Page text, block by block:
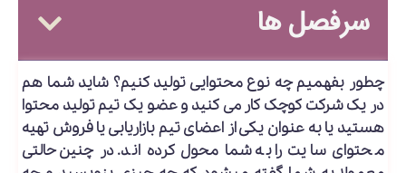
سرفصل ها
چطور بفهمیم چه نوع محتوایی تولید کنیم؟ شاید شما هم
در یک شرکت کوچک کار می­ کنید و عضو یک تیم تولید محتوا
هستید یا به عنوان یکی از اعضای تیم بازاریابی یا فروش تهیه
محتوای سایت را به شما محول کرده اند. در چنین حالتی